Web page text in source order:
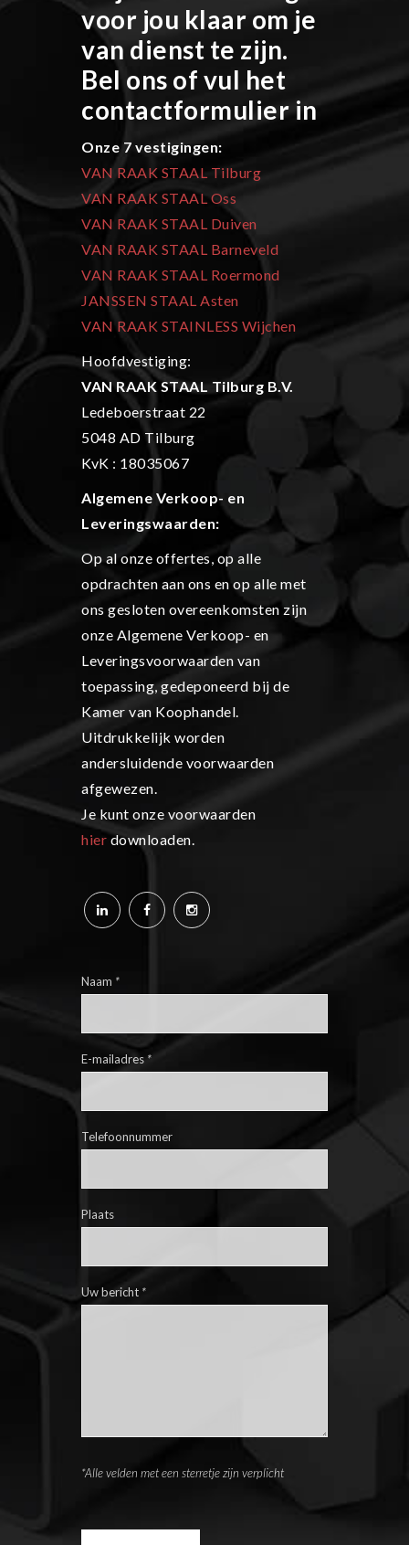
voor jou klaar om je
van dienst te zijn.
Bel ons of vul het
contactformulier in
Onze 7 vestigingen:
VAN RAAK STAAL Tilburg
VAN RAAK STAAL Oss
VAN RAAK STAAL Duiven
VAN RAAK STAAL Barneveld
VAN RAAK STAAL Roermond
JANSSEN STAAL Asten
VAN RAAK STAINLESS Wijchen
Hoofdvestiging:
VAN RAAK STAAL Tilburg B.V.
Ledeboerstraat 22
5048 AD Tilburg
KvK : 18035067
Algemene Verkoop- en
Leveringswaarden:
Op al onze offertes, op alle
opdrachten aan ons en op alle met
ons gesloten overeenkomsten zijn
onze Algemene Verkoop- en
Leveringsvoorwaarden van
toepassing, gedeponeerd bij de
Kamer van Koophandel.
Uitdrukkelijk worden
andersluidende voorwaarden
afgewezen.
Je kunt onze voorwaarden
hier downloaden.
Naam *
E-mailadres *
Telefoonnummer
Plaats
Uw bericht *
*Alle velden met een sterretje zijn verplicht